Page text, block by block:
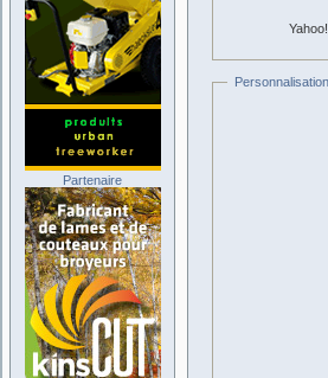
Personnalisation
Partenaire